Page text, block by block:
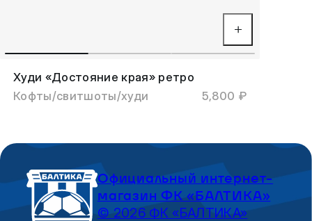
Худи «Достояние края» ретро
Кофты/свитшоты/худи
5,800 ₽
Официальный интернет-
магазин ФК «БАЛТИКА»
© 2026 ФК «БАЛТИКА»